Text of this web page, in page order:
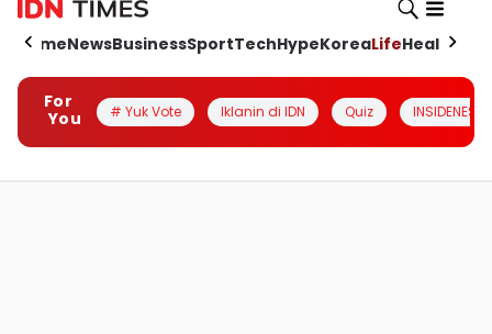
HomeNewsBusinessSportTechHypeKoreaLifeHealth
For
You
# Yuk Vote Iklanin di IDN Quiz INSIDENESIA